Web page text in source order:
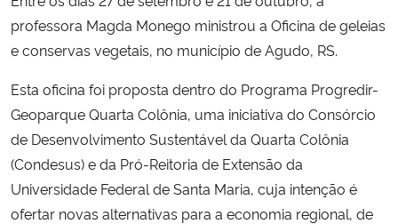
Ministério do Turismo
Ministério do Desenvolvimento Regional
Controladoria-Geral da União
Secretaria-Geral
professora Magda Monego ministrou a Oficina de geleias
e conservas vegetais, no município de Agudo, RS.
Esta oficina foi proposta dentro do Programa Progredir-
Geoparque Quarta Colônia, uma iniciativa do Consórcio
de Desenvolvimento Sustentável da Quarta Colônia
(Condesus) e da Pró-Reitoria de Extensão da
Universidade Federal de Santa Maria, cuja intenção é
ofertar novas alternativas para a economia regional, de